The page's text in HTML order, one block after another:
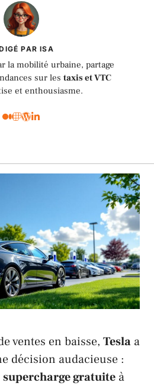
PAR ISA
la mobilité urbaine, partage
sur les taxis et VTC
et enthousiasme.
ventes en baisse, Tesla a
décision audacieuse :
supercharge gratuite à